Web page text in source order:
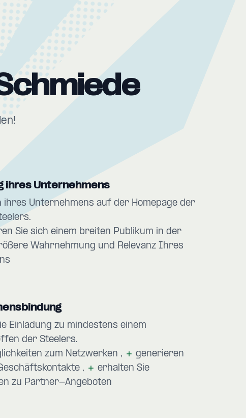
ihres Unternehmens
ihres Unternehmens auf der Homepage der
Sie sich einem breiten Publikum in der
Wahrnehmung und Relevanz Ihres
Einladung zu mindestens einem
der Steelers.
zum Netzwerken
generieren
erhalten Sie
zu Partner-Angeboten